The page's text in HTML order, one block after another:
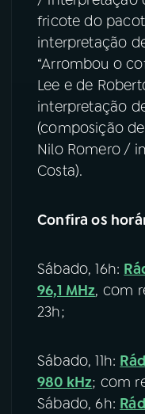
fricote do
interpretação
“Arrombou o
Lee e de
interpretação
(composição
Nilo Romero /
Costa).
Confira os
Sábado, 16h:
96,1 MHz, com
23h;
Sábado, 11h:
980 kHz; com
Sábado, 6h: